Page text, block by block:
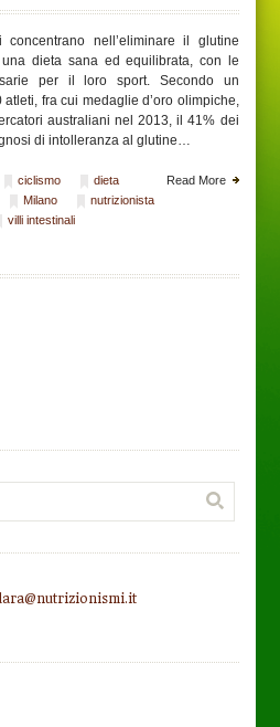
nell’eliminare il glutine
dieta sana ed equilibrata, con le
per il loro sport. Secondo un
fra cui medaglie d’oro olimpiche,
australiani nel 2013, il 41% dei
di intolleranza al glutine…
Read More
ciclismo
dieta
Milano
nutrizionista
villi intestinali